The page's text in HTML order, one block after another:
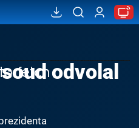
fetchodvolal